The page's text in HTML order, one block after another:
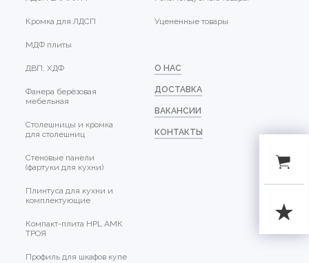
Кромка для ЛДСП
МДФ плиты
ДВП, ХДФ
Фанера берёзовая
мебельная
Столешницы и кромка
для столешниц
Стеновые панели
(фартуки для кухни)
Плинтуса для кухни и
комплектующие
Компакт-плита HPL АМК
ТРОЯ
Профиль для шкафов купе
Уцененные товары
О НАС
ДОСТАВКА
ВАКАНСИИ
КОНТАКТЫ